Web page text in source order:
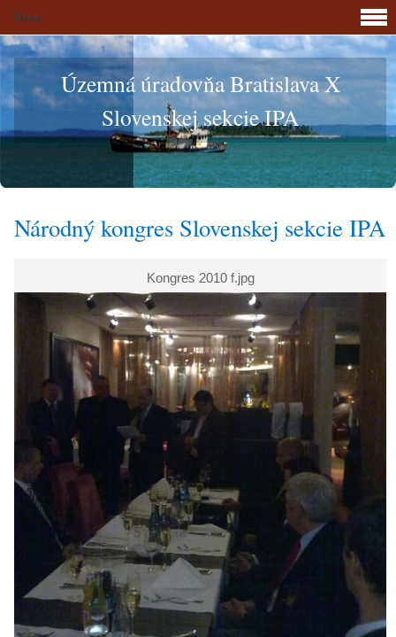
Územná úradovňa Bratislava X
Slovenskej sekcie IPA
Národný kongres Slovenskej sekcie IPA
Kongres 2010 f.jpg
Menu